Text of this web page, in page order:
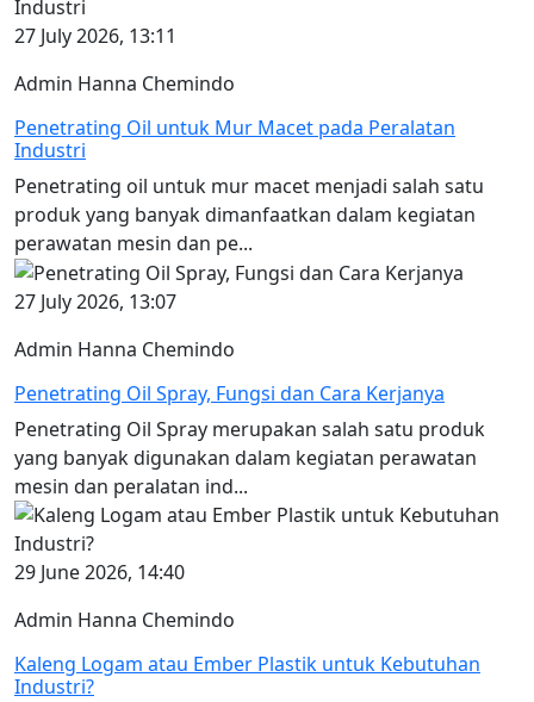
27 July 2026, 13:11
Admin Hanna Chemindo
Penetrating Oil untuk Mur Macet pada Peralatan
Industri
Penetrating oil untuk mur macet menjadi salah satu
produk yang banyak dimanfaatkan dalam kegiatan
perawatan mesin dan pe...
27 July 2026, 13:07
Admin Hanna Chemindo
Penetrating Oil Spray, Fungsi dan Cara Kerjanya
Penetrating Oil Spray merupakan salah satu produk
yang banyak digunakan dalam kegiatan perawatan
mesin dan peralatan ind...
29 June 2026, 14:40
Admin Hanna Chemindo
Kaleng Logam atau Ember Plastik untuk Kebutuhan
Industri?